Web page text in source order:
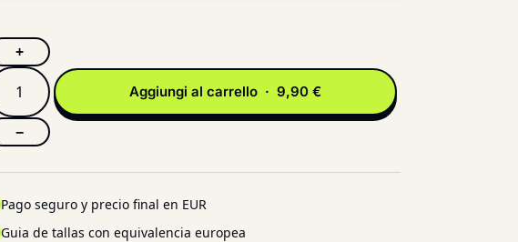
+
−
Aggiungi al carrello · 9,90 €
Pago seguro y precio final en EUR
Guia de tallas con equivalencia europea